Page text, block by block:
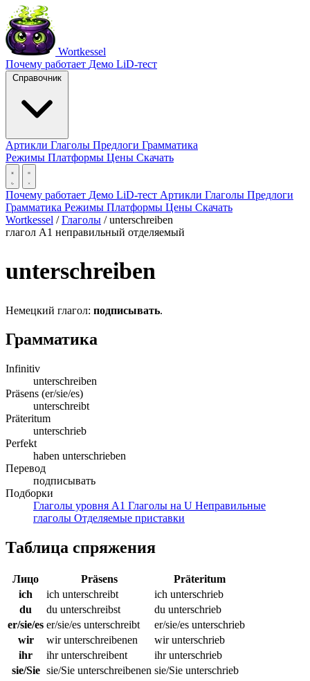
Wortkessel
Почему работает Демо LiD-тест
Справочник
Артикли Глаголы Предлоги Грамматика
Режимы Платформы Цены Скачать
Почему работает Демо LiD-тест Артикли Глаголы Предлоги
Грамматика Режимы Платформы Цены Скачать
Wortkessel / Глаголы / unterschreiben
глагол A1 неправильный отделяемый
unterschreiben
Немецкий глагол: подписывать.
Грамматика
Infinitiv
unterschreiben
Präsens (er/sie/es)
unterschreibt
Präteritum
unterschrieb
Perfekt
haben unterschrieben
Перевод
подписывать
Подборки
Глаголы уровня A1 Глаголы на U Неправильные
глаголы Отделяемые приставки
Таблица спряжения
Лицо Präsens
Präteritum
ich
ich unterschreibt
ich unterschrieb
du
du unterschreibst
du unterschrieb
er/sie/es er/sie/es unterschreibt
er/sie/es unterschrieb
wir
wir unterschreibenen
wir unterschrieb
ihr
ihr unterschreibent
ihr unterschrieb
sie/Sie sie/Sie unterschreibenen sie/Sie unterschrieb